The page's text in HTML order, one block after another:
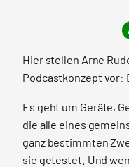
Hier stellen Arne
Podcastkonzept vor:
Es geht um Geräte,
die alle eines
ganz bestimmten
sie getestet. Und